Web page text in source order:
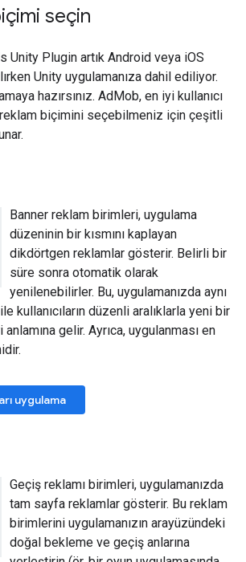
seçin
Unity Plugin artık Android veya iOS
Unity uygulamanıza dahil ediliyor.
hazırsınız. AdMob, en iyi kullanıcı
biçimini seçebilmeniz için çeşitli
Banner reklam birimleri, uygulama
düzeninin bir kısmını kaplayan
dikdörtgen reklamlar gösterir. Belirli bir
süre sonra otomatik olarak
yenilenebilirler. Bu, uygulamanızda aynı
kullanıcıların düzenli aralıklarla yeni bir
gelir. Ayrıca, uygulanması en
uygulama
Geçiş reklamı birimleri, uygulamanızda
tam sayfa reklamlar gösterir. Bu reklam
birimlerini uygulamanızın arayüzündeki
doğal bekleme ve geçiş anlarına